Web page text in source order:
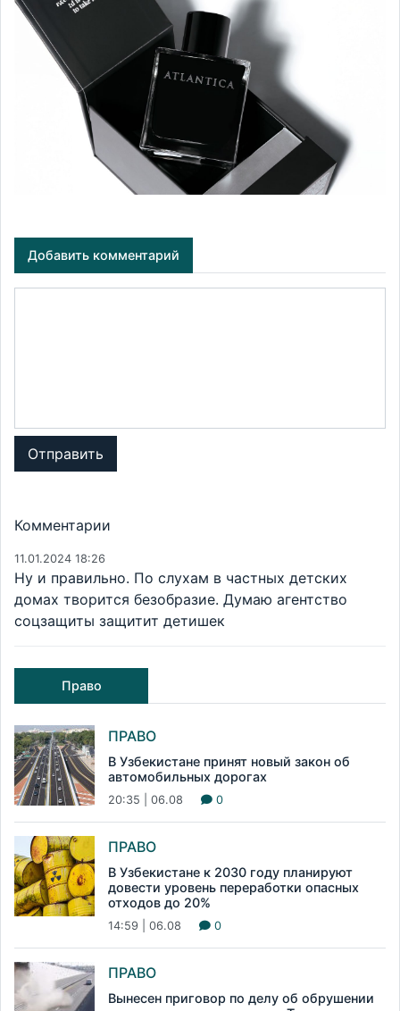
Добавить комментарий
Отправить
Комментарии
11.01.2024 18:26
Ну и правильно. По слухам в частных детских
домах творится безобразие. Думаю агентство
соцзащиты защитит детишек
Право
ПРАВО
В Узбекистане принят новый закон об
автомобильных дорогах
20:35 | 06.08 0
ПРАВО
В Узбекистане к 2030 году планируют
довести уровень переработки опасных
отходов до 20%
14:59 | 06.08 0
ПРАВО
Вынесен приговор по делу об обрушении